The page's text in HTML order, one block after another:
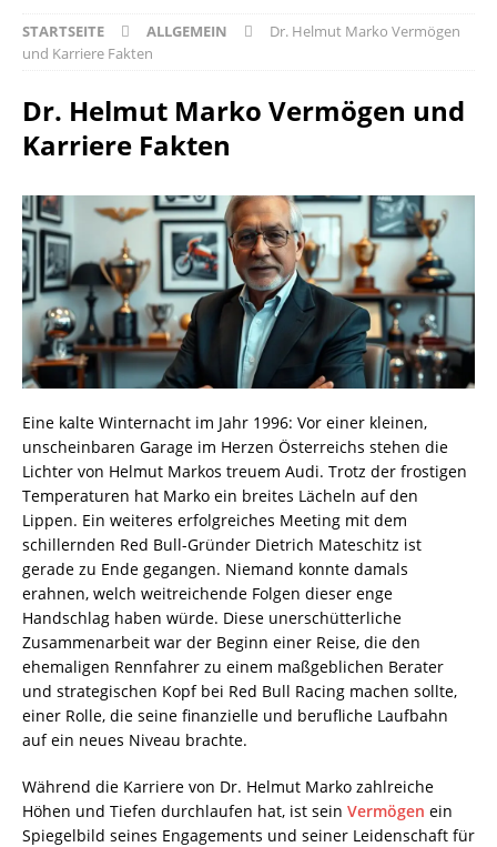
STARTSEITE ALLGEMEIN
Dr. Helmut Marko Vermögen
und Karriere Fakten
Dr. Helmut Marko Vermögen und
Karriere Fakten
Eine kalte Winternacht im Jahr 1996: Vor einer kleinen,
unscheinbaren Garage im Herzen Österreichs stehen die
Lichter von Helmut Markos treuem Audi. Trotz der frostigen
Temperaturen hat Marko ein breites Lächeln auf den
Lippen. Ein weiteres erfolgreiches Meeting mit dem
schillernden Red Bull-Gründer Dietrich Mateschitz ist
gerade zu Ende gegangen. Niemand konnte damals
erahnen, welch weitreichende Folgen dieser enge
Handschlag haben würde. Diese unerschütterliche
Zusammenarbeit war der Beginn einer Reise, die den
ehemaligen Rennfahrer zu einem maßgeblichen Berater
und strategischen Kopf bei Red Bull Racing machen sollte,
einer Rolle, die seine finanzielle und berufliche Laufbahn
auf ein neues Niveau brachte.
Während die Karriere von Dr. Helmut Marko zahlreiche
Höhen und Tiefen durchlaufen hat, ist sein Vermögen ein
Spiegelbild seines Engagements und seiner Leidenschaft für